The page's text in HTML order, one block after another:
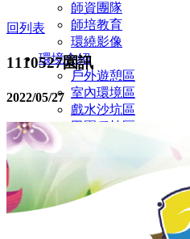
師資團隊
師培教育
環繞影像
環境介紹
戶外遊憩區
室內環境區
戲水沙坑區
田園種植區
廁所設施設備
無障礙設施/定期環
幼兒園
回列表
1110527園訊
2022/05/27